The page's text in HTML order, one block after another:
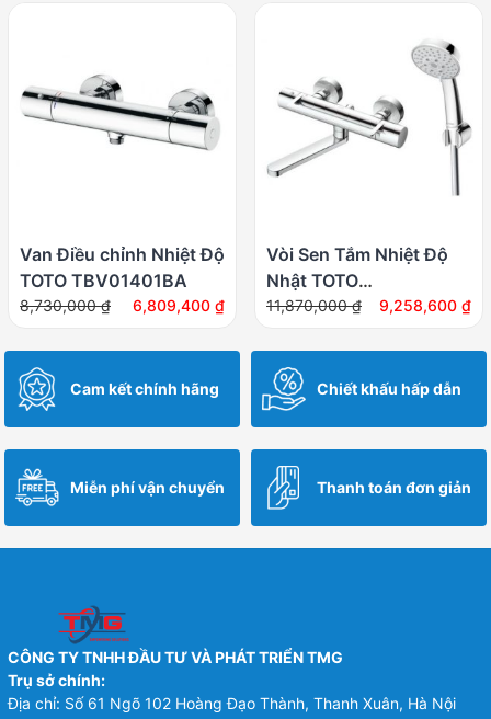
Van Điều chỉnh Nhiệt Độ
TOTO TBV01401BA
8,730,000₫
Giá
là:
8,730,000 ₫.
6,809,400 ₫
Giá
tại
là:
6,809,400 ₫.
Vòi Sen Tắm Nhiệt Độ
Nhật TOTO
TBV03429V/TBW03002B
11,870,000₫
Giá
là:
11,870,000 ₫.
9,258,600 ₫
Giá
tại
là:
9,258,600 ₫.
Cam kết chính hãng Chiết khấu hấp dẫn
Miễn phí vận chuyển Thanh toán đơn giản
CÔNG TY TNHH ĐẦU TƯ VÀ PHÁT TRIỂN TMG
Trụ sở chính:
Địa chỉ: Số 61 Ngõ 102 Hoàng Đạo Thành, Thanh Xuân, Hà Nội